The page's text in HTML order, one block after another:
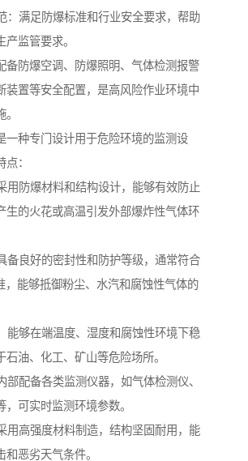
：满足防爆标准和行业安全要求，帮助
监管要求。
备防爆空调、防爆照明、气体检测报警
装置等安全配置，是高风险作业环境中
一种专门设计用于危险环境的监测设
：
用防爆材料和结构设计，能够有效防止
生的火花或高温引发外部爆炸性气体环
备良好的密封性和防护等级，通常符合
，能够抵御粉尘、水汽和腐蚀性气体的
能够在端温度、湿度和腐蚀性环境下稳
石油、化工、矿山等危险场所。
部配备各类监测仪器，如气体检测仪、
，可实时监测环境参数。
用高强度材料制造，结构坚固耐用，能
恶劣天气条件。